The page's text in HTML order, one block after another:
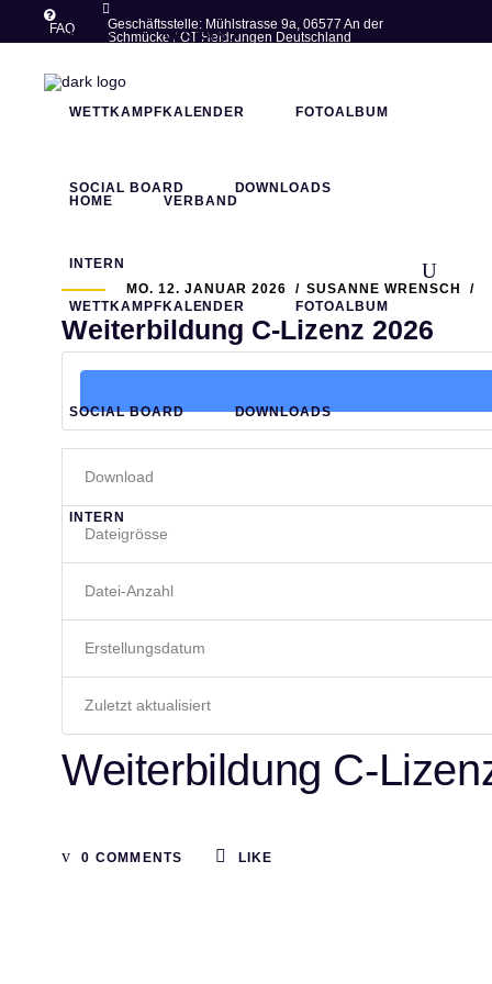
FAQ
Geschäftsstelle: Mühlstrasse 9a, 06577 An der
Schmücke / OT Heldrungen Deutschland
HOME VERBAND
WETTKAMPFKALENDER FOTOALBUM
SOCIAL BOARD DOWNLOADS
INTERN
HOME VERBAND
WETTKAMPFKALENDER FOTOALBUM
SOCIAL BOARD DOWNLOADS
INTERN
MO. 12. JANUAR 2026
SUSANNE WRENSCH
Weiterbildung C-Lizenz 2026
Download
Dateigrösse
Datei-Anzahl
Erstellungsdatum
Zuletzt aktualisiert
Weiterbildung C-
0 COMMENTS LIKE